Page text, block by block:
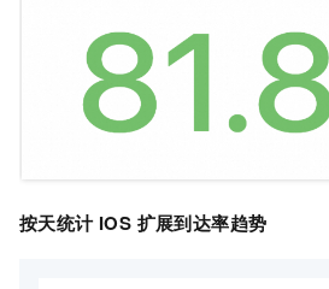
按天统计 IOS 扩展到达率趋势